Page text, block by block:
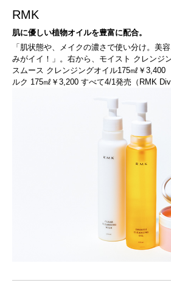
RMK
肌に優しい植物オイルを豊富に配合。
「肌状態や、メイクの濃さで使い分け。美
みがイイ！」。右から、モイスト クレンジ
スムース クレンジングオイル175㎖￥
ルク 175㎖￥3,200 すべて4/1発売（RMK